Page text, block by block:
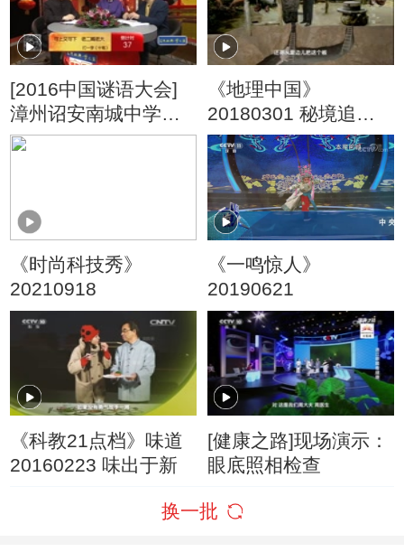
[2016中国谜语大会]
漳州诏安南城中学：
可上又可下 老二喊老
《地理中国》
20180301 秘境追踪·
呈坎迷宫
《时尚科技秀》
20210918
《一鸣惊人》
20190621
《科教21点档》味道
20160223 味出于新
[健康之路]现场演示：
眼底照相检查
换一批